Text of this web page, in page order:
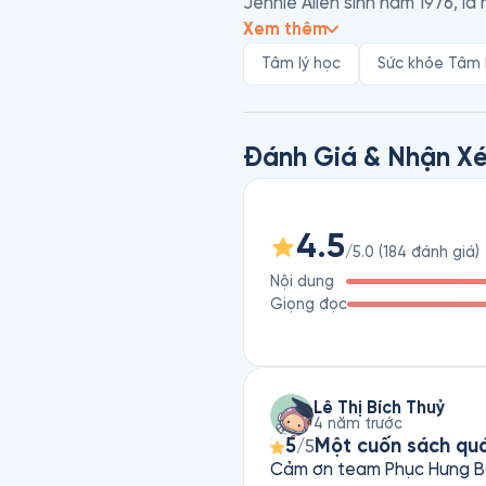
chức lớn với chuỗi các sự
Cô lấy bằng Thạc sĩ về
Austin, thuộc bang Texas.
Xem thêm
Tâm lý học Sức khỏe Tâm
Đánh Giá & Nhận
4.5/5.0 (184 đánh giá)
Nội dung
Giọng đọc
Lê Thị Bích Thuỷ
4 năm trước
5/5 Một cuốn sách
Cảm ơn team Phục Hưng